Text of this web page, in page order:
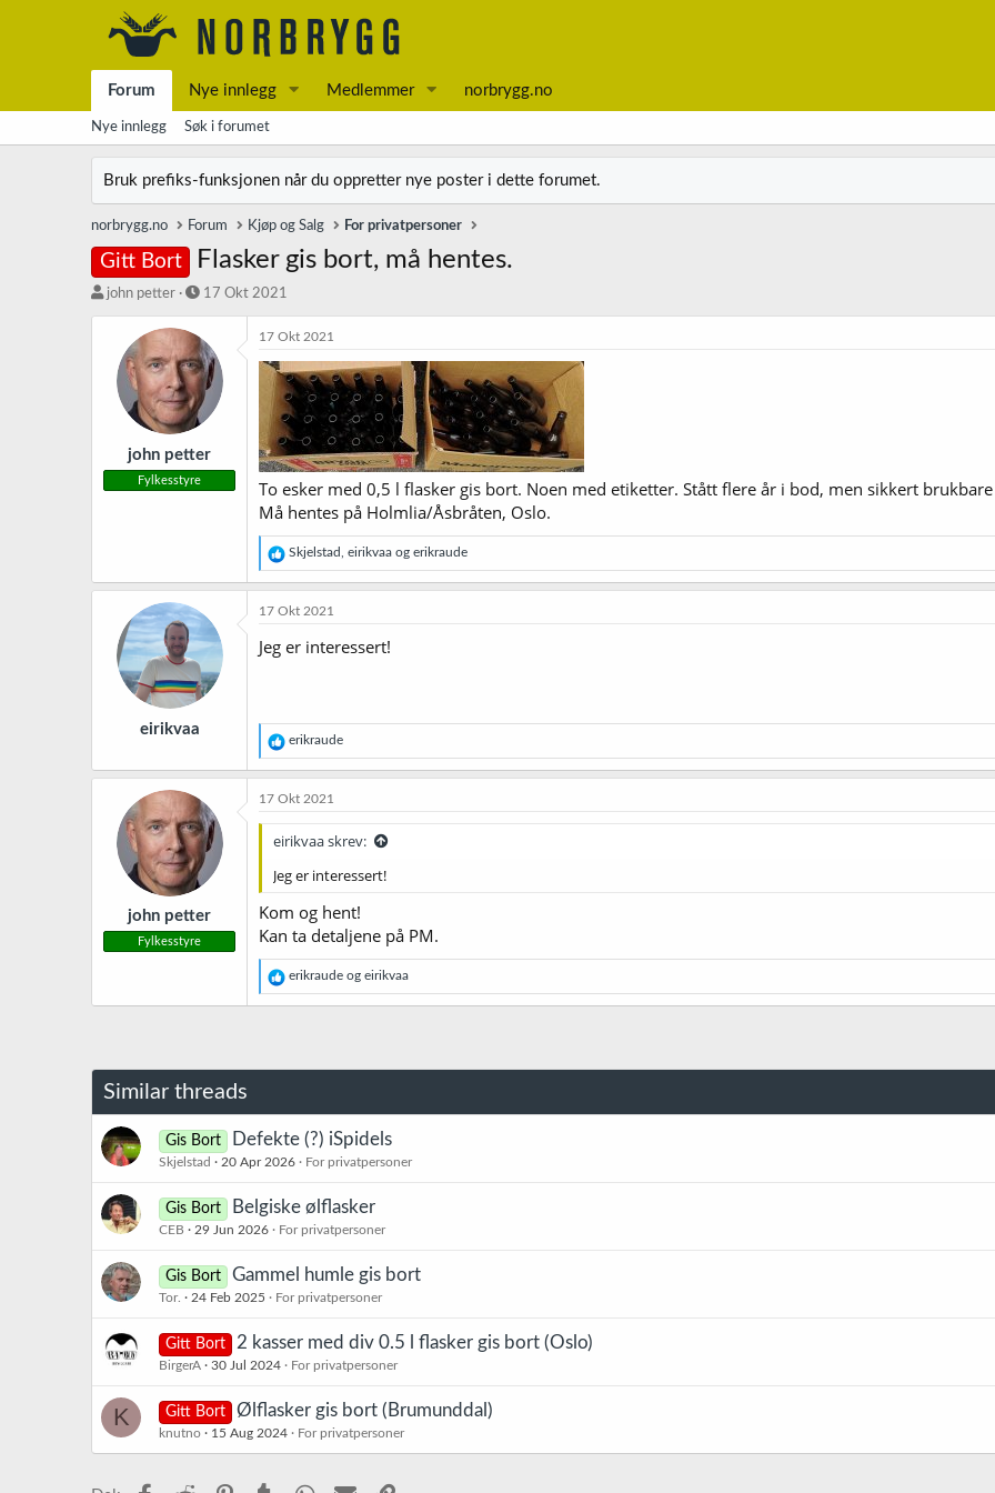
Forum Nye innlegg Medlemmer norbrygg.no
Nye innlegg Søk i forumet
Bruk prefiks-funksjonen når du oppretter nye poster i dette forumet.
norbrygg.no Forum Kjøp og Salg For privatpersoner
Gitt Bort Flasker gis bort, må hentes.
T
e
r
john petter
S
r
t
d
o
17 Okt 2021
john petter
Fylkesstyre
17 Okt 2021
To esker med 0,5 l flasker gis bort. Noen med etiketter. Stått flere år i bod, men sikkert
Må hentes på Holmlia/Åsbråten, Oslo.
R
e
a
k
o
:
Skjelstad eirikvaa og erikraude
eirikvaa
17 Okt 2021
Jeg er interessert!
R
e
a
k
j
o
e
:
erikraude
john petter
Fylkesstyre
17 Okt 2021
eirikvaa skrev:
Jeg er interessert!
Kom og hent!
Kan ta detaljene på PM.
R
e
a
e
r
erikraude og eirikvaa
Similar threads
Gis Bort Defekte (?) iSpidels
Skjelstad 20 Apr 2026 For privatpersoner
Gis Bort Belgiske ølflasker
CEB 29 Jun 2026 For privatpersoner
Gis Bort Gammel humle gis bort
Tor. 24 Feb 2025 For privatpersoner
Gitt Bort 2 kasser med div 0.5 l flasker gis bort (Oslo)
BirgerA 30 Jul 2024 For privatpersoner
K Gitt Bort Ølflasker gis bort (Brumunddal)
knutno 15 Aug 2024 For privatpersoner